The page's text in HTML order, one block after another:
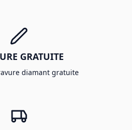
GRATUITE
diamant gratuite